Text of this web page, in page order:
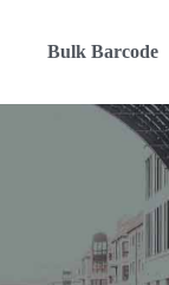
Bulk Barcode